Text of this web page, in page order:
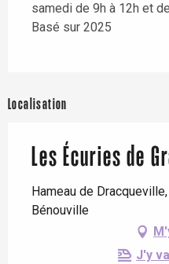
samedi de 9h à 12h et
Basé sur 2025
Localisation
Les Écuries de
Hameau de
Bénouville
J'y